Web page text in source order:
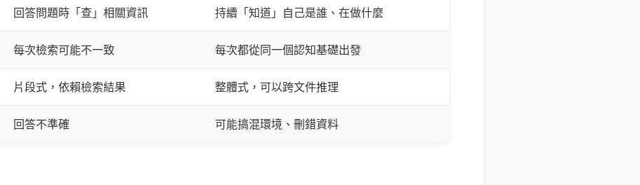
回答問題時「查」相關資訊 持續「知道」自己是誰、在做什麼
每次檢索可能不一致 每次都從同一個認知基礎出發
片段式，依賴檢索結果 整體式，可以跨文件推理
回答不準確 可能搞混環境、刪錯資料